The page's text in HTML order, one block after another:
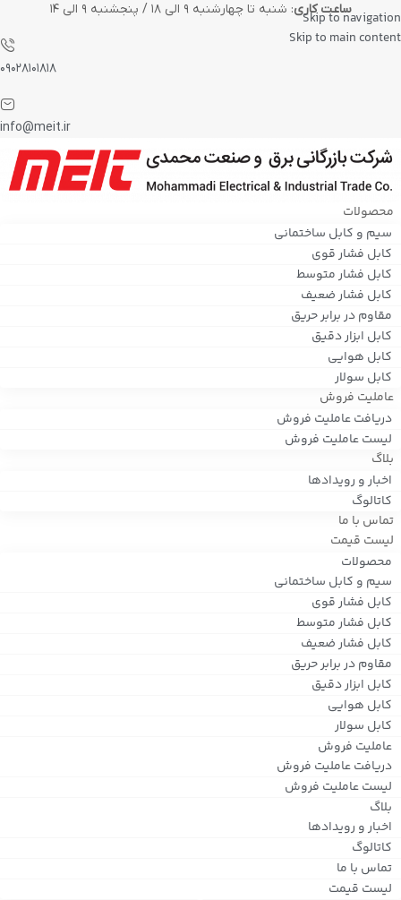
Skip to navigation
Skip to main content
ساعت کاری: شنبه تا چهارشنبه ۹ الی ۱۸ / پنجشنبه ۹ الی ۱۴
۰۹۰۲۸۱۰۱۸۱۸
info@meit.ir
محصولات
سیم و کابل ساختمانی
کابل فشار قوی
کابل فشار متوسط
کابل فشار ضعیف
مقاوم در برابر حریق
کابل ابزار دقیق
کابل هوایی
کابل سولار
عاملیت فروش
دریافت عاملیت فروش
لیست عاملیت فروش
بلاگ
اخبار و رویدادها
کاتالوگ
تماس با ما
لیست قیمت
محصولات
سیم و کابل ساختمانی
کابل فشار قوی
کابل فشار متوسط
کابل فشار ضعیف
مقاوم در برابر حریق
کابل ابزار دقیق
کابل هوایی
کابل سولار
عاملیت فروش
دریافت عاملیت فروش
لیست عاملیت فروش
بلاگ
اخبار و رویدادها
کاتالوگ
تماس با ما
لیست قیمت